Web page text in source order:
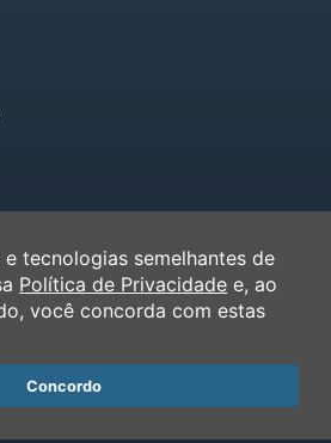
tecnologias semelhantes de
Política de Privacidade e, ao
você concorda com estas
Concordo